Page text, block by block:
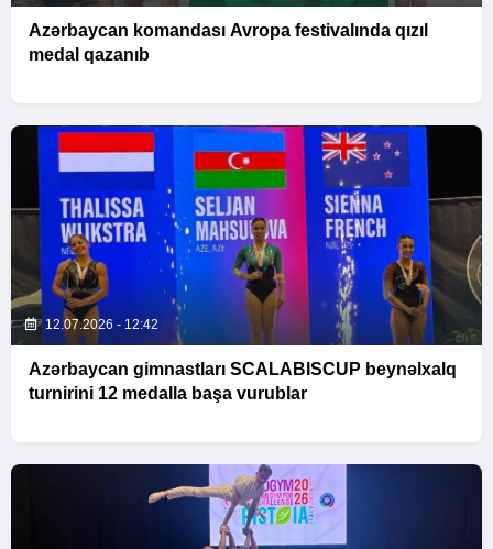
Azərbaycan komandası Avropa festivalında qızıl
medal qazanıb
12.07.2026 - 12:42
Azərbaycan gimnastları SCALABISCUP beynəlxalq
turnirini 12 medalla başa vurublar